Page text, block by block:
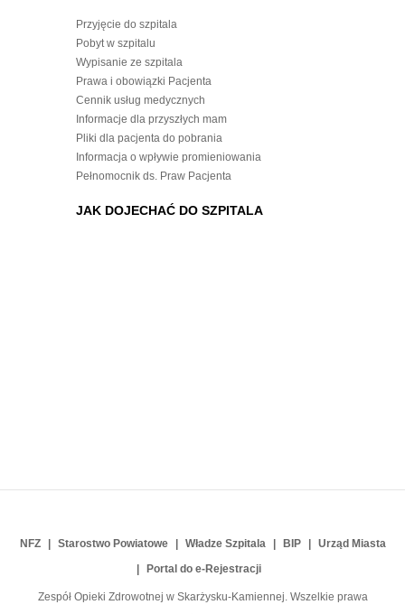
Przyjęcie do szpitala
Pobyt w szpitalu
Wypisanie ze szpitala
Prawa i obowiązki Pacjenta
Cennik usług medycznych
Informacje dla przyszłych mam
Pliki dla pacjenta do pobrania
Informacja o wpływie promieniowania
Pełnomocnik ds. Praw Pacjenta
JAK DOJECHAĆ DO SZPITALA
NFZ Starostwo Powiatowe Władze Szpitala BIP
Urząd Miasta
Portal do e-Rejestracji
Zespół Opieki Zdrowotnej w Skarżysku-Kamiennej. Wszelkie prawa